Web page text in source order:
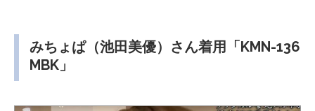
みちょぱ（池田美優）さん着用「KMN-136
MBK」